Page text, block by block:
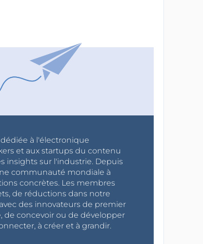
à l'électronique
et aux startups du contenu
insights sur l'industrie. Depuis
communauté mondiale à
concrètes. Les membres
de réductions dans notre
des innovateurs de premier
de concevoir ou de développer
à créer et à grandir.